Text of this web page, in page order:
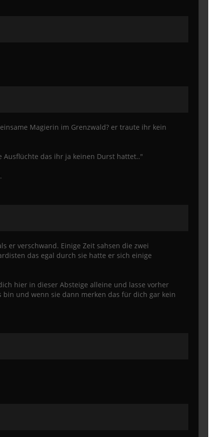
Magierin im Grenzwald? er traute ihr kein
das ihr ja keinen Durst hattet.."
er verschwand. Einige Zeit sahsen die zwei
das egal durch sie hatte er sich einige
hier in dieser Absteige alleine und lasse vorher
und wenn sie dann merken das für dich gar kein